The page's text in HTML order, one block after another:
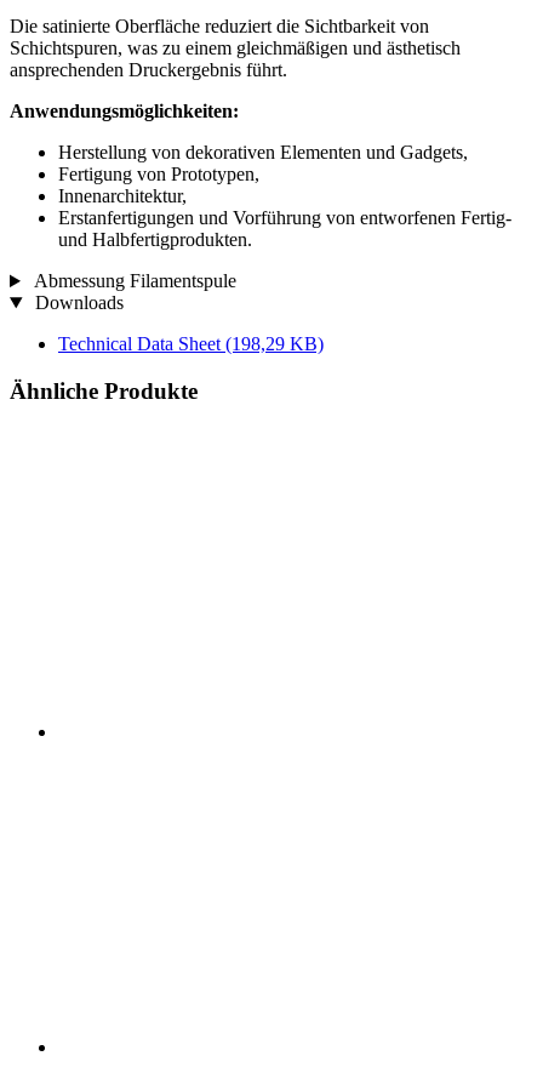
Die satinierte Oberfläche reduziert die Sichtbarkeit von
Schichtspuren, was zu einem gleichmäßigen und ästhetisch
ansprechenden Druckergebnis führt.
Anwendungsmöglichkeiten:
Herstellung von dekorativen Elementen und Gadgets,
Fertigung von Prototypen,
Innenarchitektur,
Erstanfertigungen und Vorführung von entworfenen Fertig-
und Halbfertigprodukten.
Abmessung Filamentspule
Downloads
Technical Data Sheet (198,29 KB)
Ähnliche Produkte